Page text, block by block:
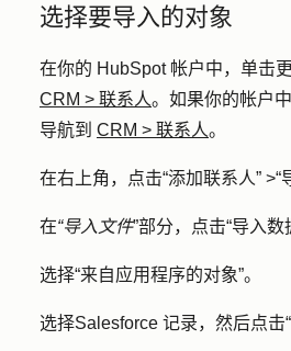
选择要导入的对象
在你的 HubSpot 帐户中，单击
CRM > 联系人。如果你的帐户
导航到 CRM > 联系人。
在右上角，点击“添加联系人” >“
在“导入文件”部分，点击“导入数
选择“来自应用程序的对象”。
选择Salesforce 记录，然后点击